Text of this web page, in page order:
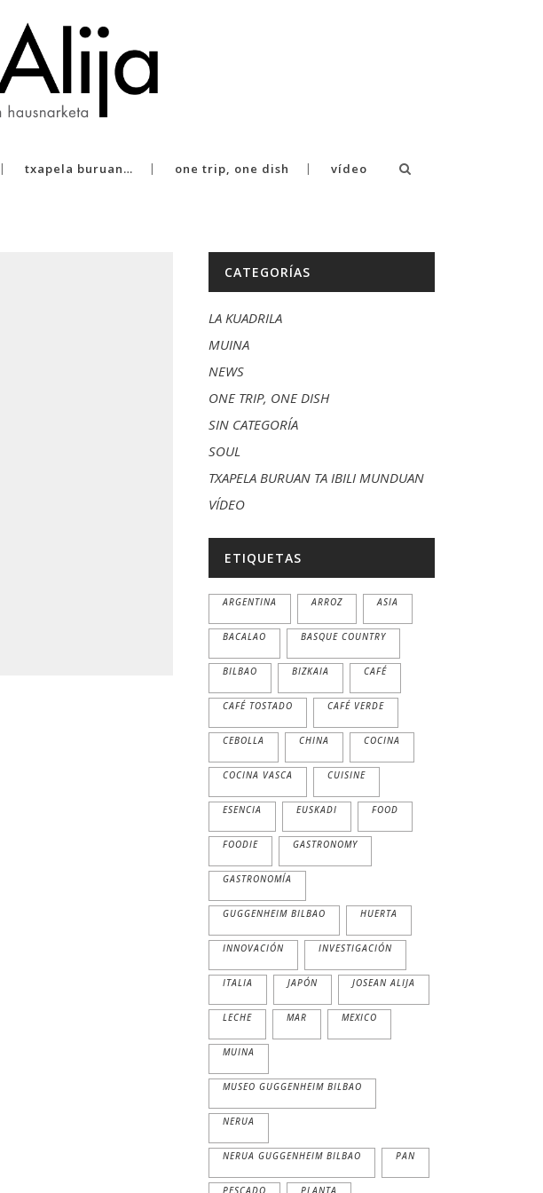
txapela buruan… one trip, one dish vídeo
CATEGORÍAS
LA KUADRILA
MUINA
NEWS
ONE TRIP, ONE DISH
SIN CATEGORÍA
SOUL
TXAPELA BURUAN TA IBILI MUNDUAN
VÍDEO
ETIQUETAS
ARGENTINA ARROZ ASIA
BACALAO BASQUE COUNTRY
BILBAO BIZKAIA CAFÉ
CAFÉ TOSTADO CAFÉ VERDE
CEBOLLA CHINA COCINA
COCINA VASCA CUISINE
ESENCIA EUSKADI FOOD
FOODIE GASTRONOMY
GASTRONOMÍA
GUGGENHEIM BILBAO HUERTA
INNOVACIÓN INVESTIGACIÓN
ITALIA JAPÓN JOSEAN ALIJA
LECHE MAR MEXICO
MUINA
MUSEO GUGGENHEIM BILBAO
NERUA
NERUA GUGGENHEIM BILBAO PAN
PESCADO PLANTA